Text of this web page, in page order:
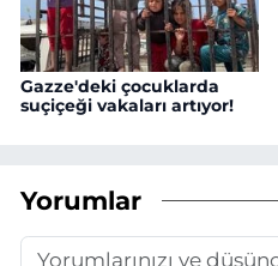
Gazze'deki çocuklarda
suçiçeği vakaları artıyor!
Yorumlar